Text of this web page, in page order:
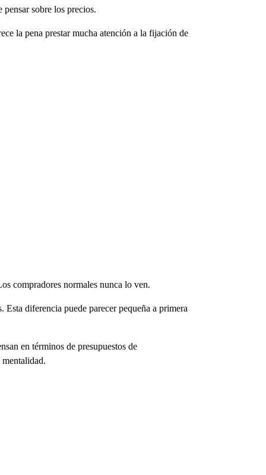
sobre los precios.
la pena prestar mucha atención a la fijación de
compradores normales nunca lo ven.
diferencia puede parecer pequeña a primera
en términos de presupuestos de